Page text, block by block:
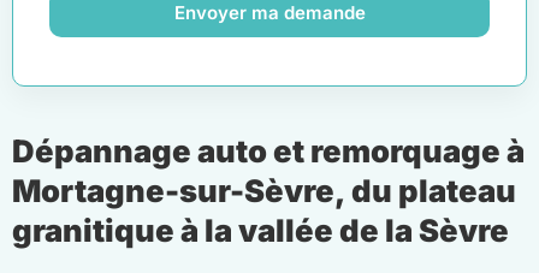
Envoyer ma demande
Dépannage auto et remorquage à
Mortagne-sur-Sèvre, du plateau
granitique à la vallée de la Sèvre